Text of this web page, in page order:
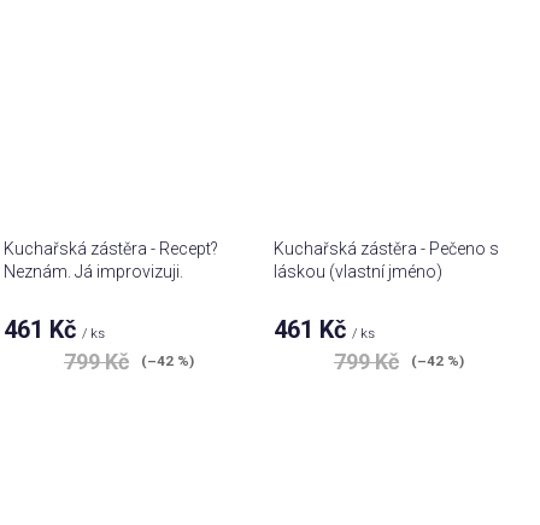
Kuchařská zástěra - Recept?
Neznám. Já improvizuji.
461 Kč/ ks
799 Kč (–42 %)
Kuchařská zástěra - Pečeno s
láskou (vlastní jméno)
461 Kč/ ks
799 Kč (–42 %)